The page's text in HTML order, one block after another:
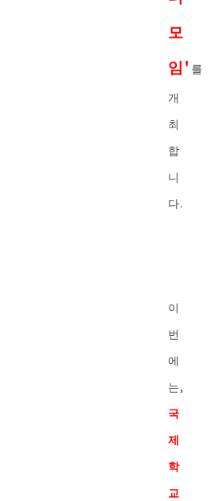
모
임' 를
개
최
합
니
다.
이
번
에
는,
국
제
학
교